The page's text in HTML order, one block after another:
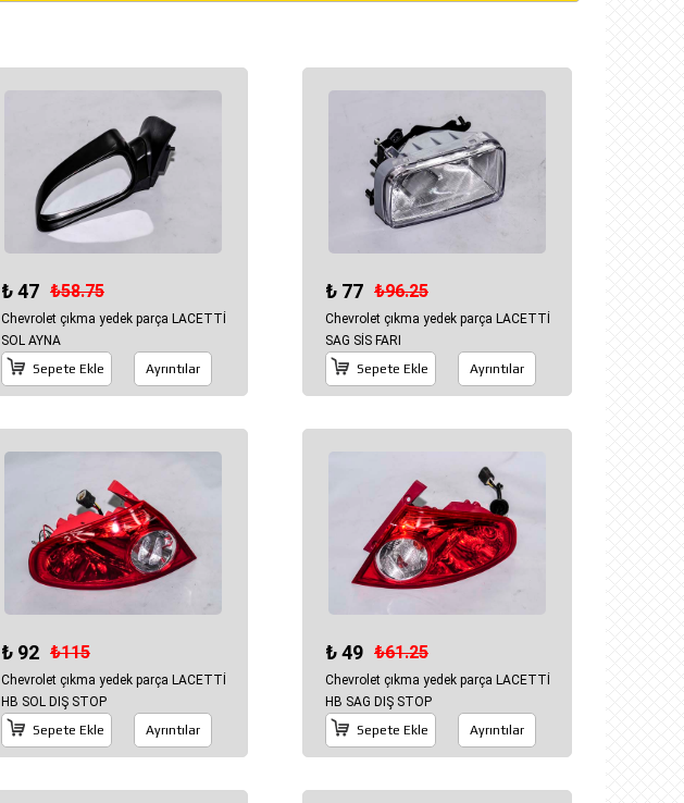
₺ 47 ₺58.75
Chevrolet çıkma yedek parça LACETTİ
SOL AYNA
Sepete Ekle
Ayrıntılar
₺ 77 ₺96.25
Chevrolet çıkma yedek parça LACETTİ
SAG SİS FARI
Sepete Ekle
Ayrıntılar
₺ 92 ₺115
Chevrolet çıkma yedek parça LACETTİ
HB SOL DIŞ STOP
Sepete Ekle
Ayrıntılar
₺ 49 ₺61.25
Chevrolet çıkma yedek parça LACETTİ
HB SAG DIŞ STOP
Sepete Ekle
Ayrıntılar